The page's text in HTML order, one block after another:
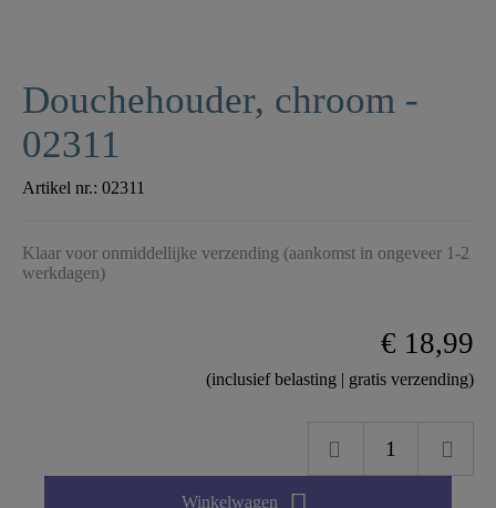
Douchehouder, chroom -
02311
Artikel nr.: 02311
Klaar voor onmiddellijke verzending (aankomst in ongeveer 1-2
werkdagen)
€ 18,99
(inclusief belasting | gratis verzending)
Winkelwagen